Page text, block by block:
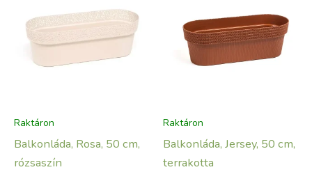
Raktáron
Balkonláda, Rosa, 50 cm,
rózsaszín
Raktáron
Balkonláda, Jersey, 50 cm,
terrakotta